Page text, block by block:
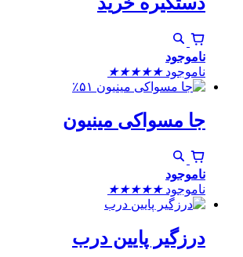
ناموجود
ناموجود ★
★
★
★
★
٪۵۱
جا مسواکی مینیون
ناموجود
ناموجود ★
★
★
★
★
درزگیر پایین درب